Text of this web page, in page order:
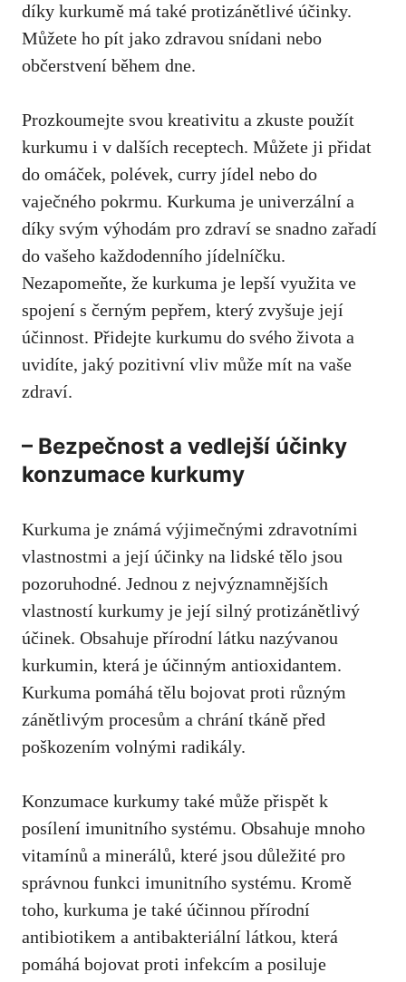
díky kurkumě má také protizánětlivé účinky.
Můžete ho pít jako ⁣zdravou snídani ‍nebo
občerstvení během dne.
Prozkoumejte svou kreativitu ‍a zkuste použít
kurkumu ‍i v dalších receptech.‌ Můžete ji přidat
do omáček,​ polévek, curry jídel nebo ‍do
vaječného pokrmu. Kurkuma je univerzální a‍
díky⁢ svým výhodám pro zdraví⁢ se snadno zařadí
do vašeho každodenního jídelníčku.
Nezapomeňte,⁢ že kurkuma je lepší využita ve
spojení s černým pepřem, který zvyšuje její
účinnost. Přidejte kurkumu do svého života a
uvidíte, jaký ⁢pozitivní vliv může mít na vaše
zdraví.
– Bezpečnost⁢ a vedlejší účinky
konzumace kurkumy
Kurkuma je známá výjimečnými ⁣zdravotními
vlastnostmi a její účinky na lidské tělo jsou
pozoruhodné. Jednou z ‍nejvýznamnějších
vlastností kurkumy je její silný protizánětlivý⁢
účinek. Obsahuje přírodní ‍látku nazývanou
kurkumin, ⁤která je účinným antioxidantem.
Kurkuma ‍pomáhá tělu bojovat proti různým
zánětlivým procesům a chrání tkáně před
poškozením volnými radikály.
Konzumace kurkumy⁤ také může přispět⁢ k
posílení imunitního systému. Obsahuje mnoho
vitamínů a minerálů, které jsou důležité ⁢pro
správnou funkci ⁣imunitního systému. Kromě
toho,⁤ kurkuma je také účinnou přírodní‍
antibiotikem a antibakteriální látkou, která
pomáhá ​bojovat proti infekcím a posiluje